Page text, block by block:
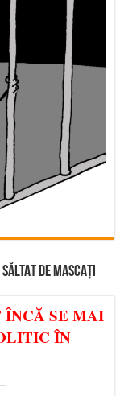
DE MASCAȚI
ÎNCĂ SE MAI
ÎN